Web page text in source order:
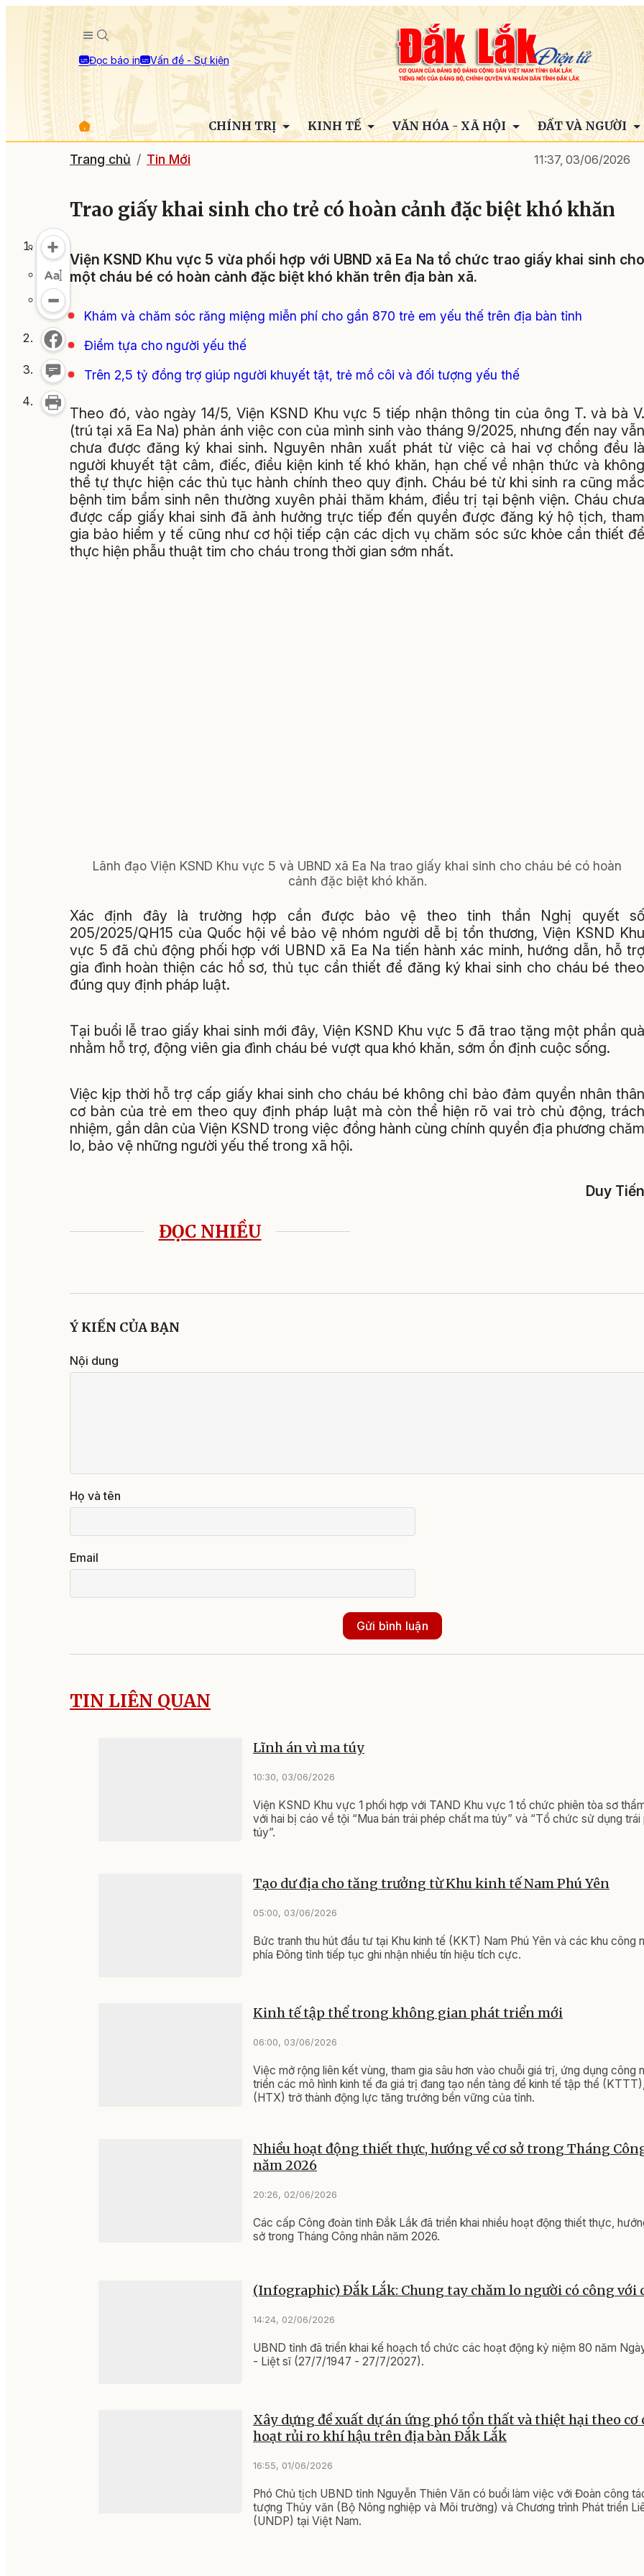
Đọc báo in Vấn đề - Sự kiện
CHÍNH TRỊ KINH TẾ VĂN HÓA - XÃ HỘI ĐẤT VÀ NGƯỜI
Trang chủ Tin Mới 11:37, 03/06/2026
Trao giấy khai sinh cho trẻ có hoàn cảnh đặc biệt khó khăn
Viện KSND Khu vực 5 vừa phối hợp với UBND xã Ea Na tổ chức trao giấy khai sinh cho
một cháu bé có hoàn cảnh đặc biệt khó khăn trên địa bàn xã.
Khám và chăm sóc răng miệng miễn phí cho gần 870 trẻ em yếu thế trên địa bàn tỉnh
Điểm tựa cho người yếu thế
Trên 2,5 tỷ đồng trợ giúp người khuyết tật, trẻ mồ côi và đối tượng yếu thế
Theo đó, vào ngày 14/5, Viện KSND Khu vực 5 tiếp nhận thông tin của ông T. và bà V.
(trú tại xã Ea Na) phản ánh việc con của mình sinh vào tháng 9/2025, nhưng đến nay vẫn
chưa được đăng ký khai sinh. Nguyên nhân xuất phát từ việc cả hai vợ chồng đều là
người khuyết tật câm, điếc, điều kiện kinh tế khó khăn, hạn chế về nhận thức và không
thể tự thực hiện các thủ tục hành chính theo quy định. Cháu bé từ khi sinh ra cũng mắc
bệnh tim bẩm sinh nên thường xuyên phải thăm khám, điều trị tại bệnh viện. Cháu chưa
được cấp giấy khai sinh đã ảnh hưởng trực tiếp đến quyền được đăng ký hộ tịch, tham
gia bảo hiểm y tế cũng như cơ hội tiếp cận các dịch vụ chăm sóc sức khỏe cần thiết để
thực hiện phẫu thuật tim cho cháu trong thời gian sớm nhất.
Lãnh đạo Viện KSND Khu vực 5 và UBND xã Ea Na trao giấy khai sinh cho cháu bé có hoàn
cảnh đặc biệt khó khăn.
Xác định đây là trường hợp cần được bảo vệ theo tinh thần Nghị quyết số
205/2025/QH15 của Quốc hội về bảo vệ nhóm người dễ bị tổn thương, Viện KSND Khu
vực 5 đã chủ động phối hợp với UBND xã Ea Na tiến hành xác minh, hướng dẫn, hỗ trợ
gia đình hoàn thiện các hồ sơ, thủ tục cần thiết để đăng ký khai sinh cho cháu bé theo
đúng quy định pháp luật.
Tại buổi lễ trao giấy khai sinh mới đây, Viện KSND Khu vực 5 đã trao tặng một phần quà
nhằm hỗ trợ, động viên gia đình cháu bé vượt qua khó khăn, sớm ổn định cuộc sống.
Việc kịp thời hỗ trợ cấp giấy khai sinh cho cháu bé không chỉ bảo đảm quyền nhân thân
cơ bản của trẻ em theo quy định pháp luật mà còn thể hiện rõ vai trò chủ động, trách
nhiệm, gần dân của Viện KSND trong việc đồng hành cùng chính quyền địa phương chăm
lo, bảo vệ những người yếu thế trong xã hội.
Duy Tiến
ĐỌC NHIỀU
Ý KIẾN CỦA BẠN
Nội dung
Họ và tên
Email
Gửi bình luận
TIN LIÊN QUAN
Lĩnh án vì ma túy
10:30, 03/06/2026
Viện KSND Khu vực 1 phối hợp với TAND Khu vực 1 tổ chức phiên tòa sơ
với hai bị cáo về tội “Mua bán trái phép chất ma túy” và “Tổ chức sử dụng trái
túy”.
Tạo dư địa cho tăng trưởng từ Khu kinh tế Nam Phú Yên
05:00, 03/06/2026
Bức tranh thu hút đầu tư tại Khu kinh tế (KKT) Nam Phú Yên và các khu công
phía Đông tỉnh tiếp tục ghi nhận nhiều tín hiệu tích cực.
Kinh tế tập thể trong không gian phát triển mới
06:00, 03/06/2026
Việc mở rộng liên kết vùng, tham gia sâu hơn vào chuỗi giá trị, ứng dụng công
triển các mô hình kinh tế đa giá trị đang tạo nền tảng để kinh tế tập thể
(HTX) trở thành động lực tăng trưởng bền vững của tỉnh.
Nhiều hoạt động thiết thực, hướng về cơ sở trong Tháng
năm 2026
20:26, 02/06/2026
Các cấp Công đoàn tỉnh Đắk Lắk đã triển khai nhiều hoạt động thiết thực,
sở trong Tháng Công nhân năm 2026.
(Infographic) Đắk Lắk: Chung tay chăm lo người có công với
14:24, 02/06/2026
UBND tỉnh đã triển khai kế hoạch tổ chức các hoạt động kỷ niệm 80 năm
- Liệt sĩ (27/7/1947 - 27/7/2027).
Xây dựng đề xuất dự án ứng phó tổn thất và thiệt hại theo cơ
hoạt rủi ro khí hậu trên địa bàn Đắk Lắk
16:55, 01/06/2026
Phó Chủ tịch UBND tỉnh Nguyễn Thiên Văn có buổi làm việc với Đoàn công
tượng Thủy văn (Bộ Nông nghiệp và Môi trường) và Chương trình Phát triển
(UNDP) tại Việt Nam.